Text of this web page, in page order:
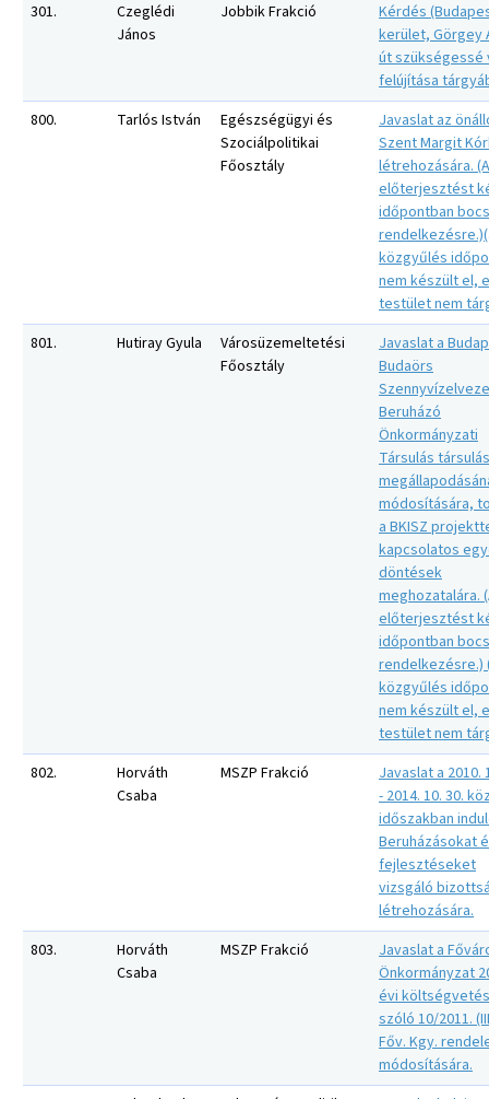
301.
Czeglédi
János
Jobbik Frakció
Kérdés
kerület, Görgey
út szükségessé
felújítása
800.
Tarlós István
Egészségügyi és
Szociálpolitikai
Főosztály
Javaslat az
Szent Margit
létrehozására.
előterjesztést
időpontban
közgyűlés
nem készült el,
testület nem
801.
Hutiray Gyula
Városüzemeltetési
Főosztály
Javaslat a
Budaörs
Beruházó
Önkormányzati
Társulás
módosítására,
a BKISZ
kapcsolatos
döntések
meghozatalára.
előterjesztést
időpontban
rendelkezésre.)
közgyűlés
nem készült el,
testület nem
802.
Horváth
Csaba
MSZP Frakció
Javaslat a 2010.
- 2014. 10. 30.
időszakban
Beruházásokat
fejlesztéseket
vizsgáló
létrehozására.
803.
Horváth
Csaba
MSZP Frakció
Javaslat a
Önkormányzat
évi
szóló 10/2011.
Főv. Kgy.
módosítására.